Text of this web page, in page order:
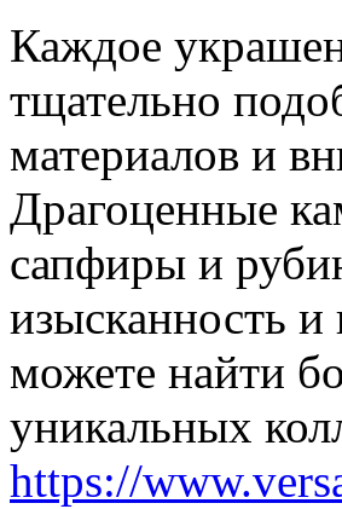
Каждое
тщательно
материалов и
Драгоценные
сапфиры и
изысканность
можете найти
уникальных
https://